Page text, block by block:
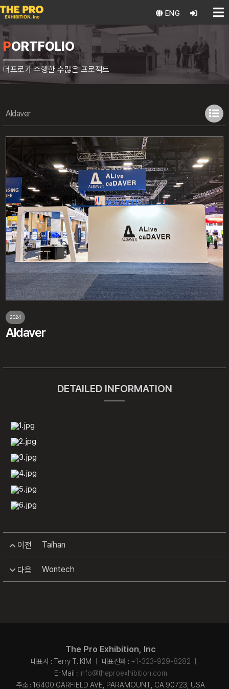
ENG
PORTFOLIO
더프로가 수행한 수많은 프로젝트
Aldaver
2024
Aldaver
DETAILED INFORMATION
이전 Taihan
다음 Wontech
The Pro Exhibition, Inc
대표자 : Terry T. KIM 대표전화 : +1-323-929-8282
E-Mail : info@theproexhibition.com
주소 : 16400 GARFIELD AVE, PARAMOUNT, CA 90723, USA